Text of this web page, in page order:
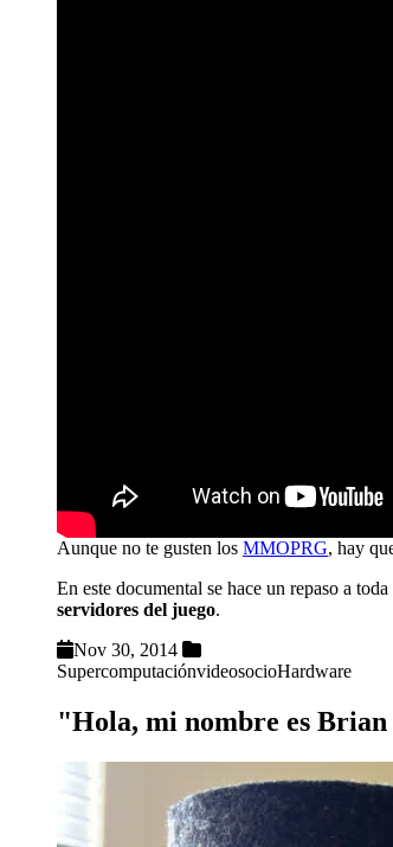
Aunque no te gusten los MMOPRG, hay
En este documental se hace un repaso a
servidores del juego.
Nov 30, 2014
SupercomputaciónvideosocioHardware
"Hola, mi nombre es